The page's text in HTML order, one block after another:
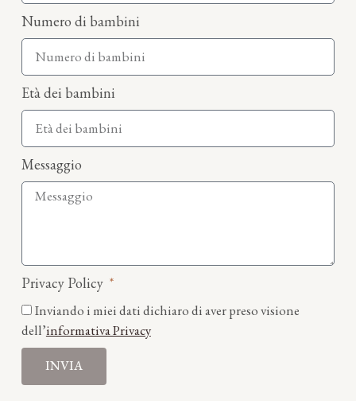
Numero di bambini
Età dei bambini
Messaggio
Privacy Policy
Inviando i miei dati dichiaro di aver preso visione
dell’informativa Privacy
INVIA